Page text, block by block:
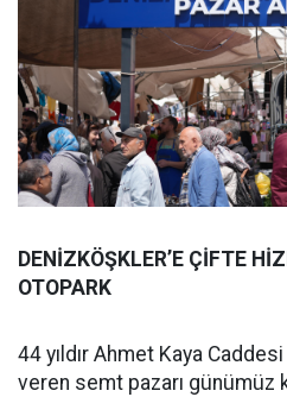
DENİZKÖŞKLER’E ÇİFTE
OTOPARK
44 yıldır Ahmet Kaya
veren semt pazarı günümüz